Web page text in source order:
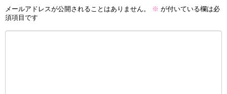
メールアドレスが公開されることはありません。 ※ が付いている欄は必
須項目です